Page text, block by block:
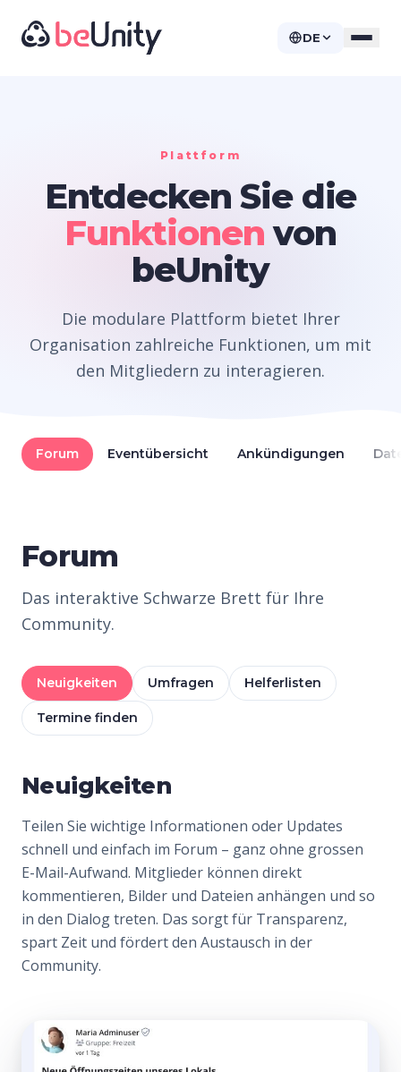
DE
Plattform
Entdecken Sie die
Funktionenvon
beUnity
Die modulare Plattform bietet Ihrer
Organisation zahlreiche Funktionen, um mit
den Mitgliedern zu interagieren.
Forum Eventübersicht Ankündigungen
Forum
Das interaktive Schwarze Brett für Ihre
Community.
Neuigkeiten Umfragen Helferlisten
Termine finden
Neuigkeiten
Teilen Sie wichtige Informationen oder Updates
schnell und einfach im Forum – ganz ohne grossen
E-Mail-Aufwand. Mitglieder können direkt
kommentieren, Bilder und Dateien anhängen und so
in den Dialog treten. Das sorgt für Transparenz,
spart Zeit und fördert den Austausch in der
Community.